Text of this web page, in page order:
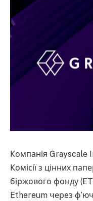
Компанія Grayscale
Комісії з цінних
біржового фонду
Ethereum через